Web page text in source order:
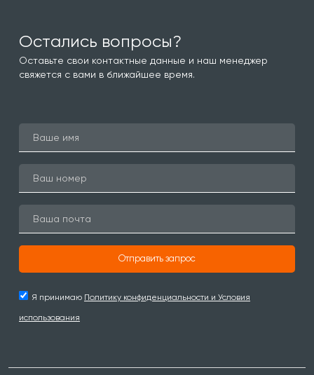
Остались вопросы?
Оставьте свои контактные данные и наш менеджер
свяжется с вами в ближайшее время.
Отправить запрос
Я принимаю Политику конфиденциальности и Условия
использования